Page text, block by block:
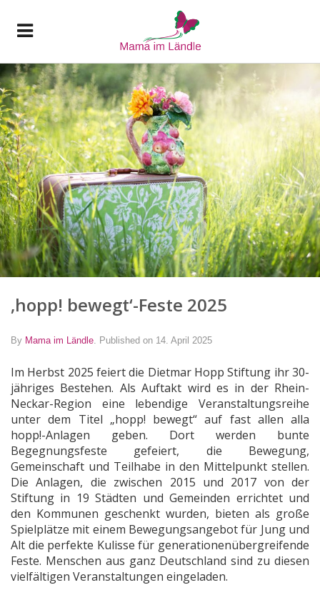
‚hopp! bewegt‘-Feste 2025
By Mama im Ländle Published on 14. April 2025
Im Herbst 2025 feiert die Dietmar Hopp Stiftung ihr 30-
jähriges Bestehen. Als Auftakt wird es in der Rhein-
Neckar-Region eine lebendige Veranstaltungsreihe
unter dem Titel „hopp! bewegt“ auf fast allen alla
hopp!-Anlagen geben. Dort werden bunte
Begegnungsfeste gefeiert, die Bewegung,
Gemeinschaft und Teilhabe in den Mittelpunkt stellen.
Die Anlagen, die zwischen 2015 und 2017 von der
Stiftung in 19 Städten und Gemeinden errichtet und
den Kommunen geschenkt wurden, bieten als große
Spielplätze mit einem Bewegungsangebot für Jung und
Alt die perfekte Kulisse für generationenübergreifende
Feste. Menschen aus ganz Deutschland sind zu diesen
vielfältigen Veranstaltungen eingeladen.